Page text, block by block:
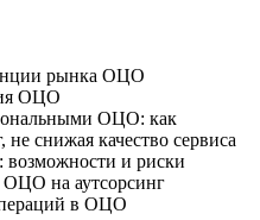
рынка ОЦО
ОЦО
ОЦО: как
снижая качество сервиса
и риски
ОЦО на аутсорсинг
в ОЦО